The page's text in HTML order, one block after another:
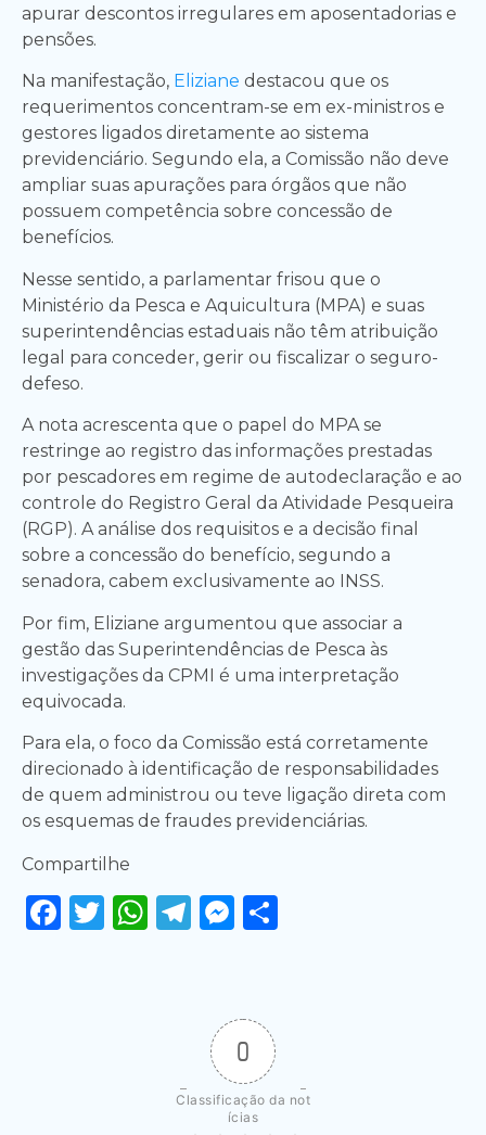
apurar descontos irregulares em aposentadorias e
pensões.
Na manifestação, Eliziane destacou que os
requerimentos concentram-se em ex-ministros e
gestores ligados diretamente ao sistema
previdenciário. Segundo ela, a Comissão não deve
ampliar suas apurações para órgãos que não
possuem competência sobre concessão de
benefícios.
Nesse sentido, a parlamentar frisou que o
Ministério da Pesca e Aquicultura (MPA) e suas
superintendências estaduais não têm atribuição
legal para conceder, gerir ou fiscalizar o seguro-
defeso.
A nota acrescenta que o papel do MPA se
restringe ao registro das informações prestadas
por pescadores em regime de autodeclaração e ao
controle do Registro Geral da Atividade Pesqueira
(RGP). A análise dos requisitos e a decisão final
sobre a concessão do benefício, segundo a
senadora, cabem exclusivamente ao INSS.
Por fim, Eliziane argumentou que associar a
gestão das Superintendências de Pesca às
investigações da CPMI é uma interpretação
equivocada.
Para ela, o foco da Comissão está corretamente
direcionado à identificação de responsabilidades
de quem administrou ou teve ligação direta com
os esquemas de fraudes previdenciárias.
Compartilhe
Facebook
Twitter
WhatsApp
Telegram
Messenger
0
Classificação da not
ícias